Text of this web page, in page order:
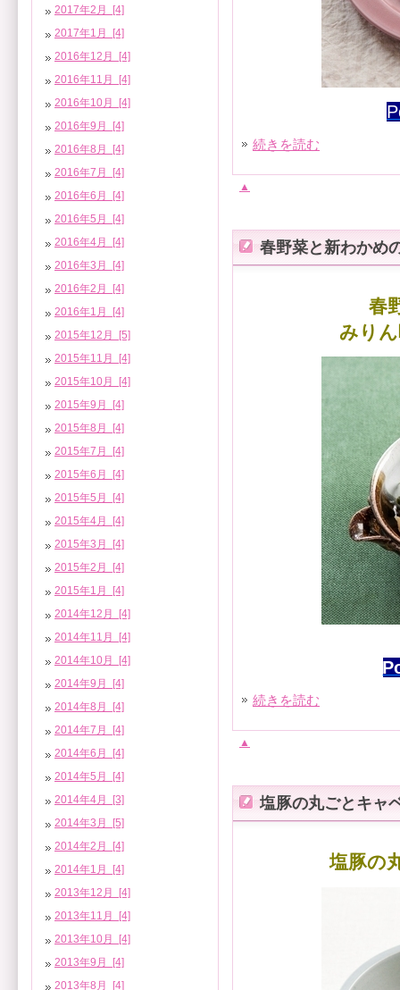
続きを読む
▲
春野菜と新わかめ
春
みり
続きを読む
▲
塩豚の丸ごとキャ
塩豚の
2017年2月 [4]
2017年1月 [4]
2016年12月 [4]
2016年11月 [4]
2016年10月 [4]
2016年9月 [4]
2016年8月 [4]
2016年7月 [4]
2016年6月 [4]
2016年5月 [4]
2016年4月 [4]
2016年3月 [4]
2016年2月 [4]
2016年1月 [4]
2015年12月 [5]
2015年11月 [4]
2015年10月 [4]
2015年9月 [4]
2015年8月 [4]
2015年7月 [4]
2015年6月 [4]
2015年5月 [4]
2015年4月 [4]
2015年3月 [4]
2015年2月 [4]
2015年1月 [4]
2014年12月 [4]
2014年11月 [4]
2014年10月 [4]
2014年9月 [4]
2014年8月 [4]
2014年7月 [4]
2014年6月 [4]
2014年5月 [4]
2014年4月 [3]
2014年3月 [5]
2014年2月 [4]
2014年1月 [4]
2013年12月 [4]
2013年11月 [4]
2013年10月 [4]
2013年9月 [4]
2013年8月 [4]